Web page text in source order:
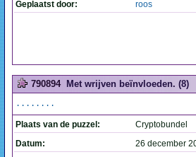
Geplaatst door: roos
790894 Met wrijven beïnvloeden. (8)
........
Plaats van de puzzel:
Cryptobundel
Datum:
26 december